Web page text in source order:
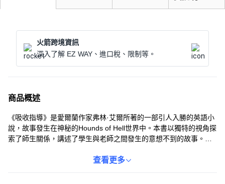
火箭跨境資訊
深入了解 EZ WAY、進口稅、限制等。
商品概述
《吸收指導》是愛爾蘭作家弗林·艾爾所著的一部引人入勝的英語小
說，故事發生在神秘的Hounds of Hell世界中。本書以獨特的視角探
索了師生關係，講述了學生與老師之間發生的意想不到的故事。作
的文學世界。無論您是英語文學愛好者，還是對師生關係題材感興
查看更多